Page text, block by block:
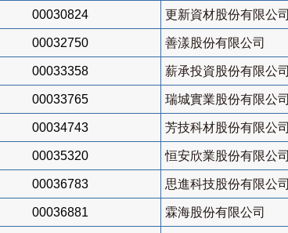
00030824 更新資材股份有限公司
00032750 善漾股份有限公司
00033358 薪承投資股份有限公司
00033765 瑞城實業股份有限公司
00034743 芳技科材股份有限公司
00035320 恒安欣業股份有限公司
00036783 思進科技股份有限公司
00036881 霖海股份有限公司